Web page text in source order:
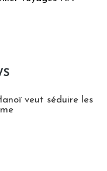
veut séduire les